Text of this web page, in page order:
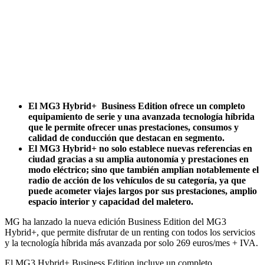
El MG3 Hybrid+ Business Edition ofrece un completo
equipamiento de serie y una avanzada tecnología híbrida
que le permite ofrecer unas prestaciones, consumos y
calidad de conducción que destacan en segmento.
El MG3 Hybrid+ no solo establece nuevas referencias en
ciudad gracias a su amplia autonomía y prestaciones en
modo eléctrico; sino que también amplían notablemente el
radio de acción de los vehículos de su categoría, ya que
puede acometer viajes largos por sus prestaciones, amplio
espacio interior y capacidad del maletero.
MG ha lanzado la nueva edición Business Edition del MG3
Hybrid+, que permite disfrutar de un renting con todos los servicios
y la tecnología híbrida más avanzada por solo 269 euros/mes + IVA.
El MG3 Hybrid+ Business Edition incluye un completo